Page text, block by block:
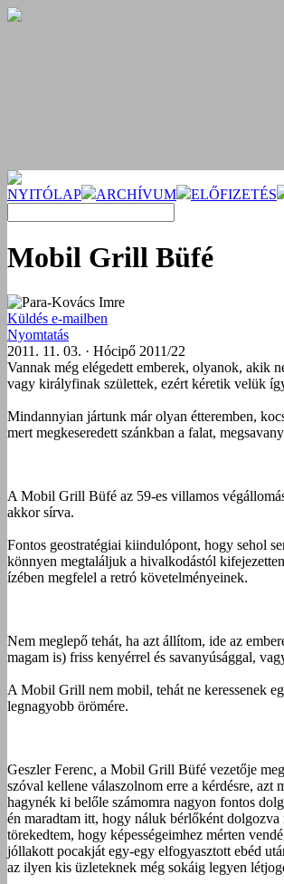
NYITÓLAP ARCHÍVUM ELŐFIZETÉS
Mobil Grill Büfé
Para-Kovács Imre
Küldés e-mailben
Nyomtatás
2011. 11. 03. · Hócipő 2011/22
Vannak még elégedett emberek, olyanok, akik
vagy királyfinak születtek, ezért kéretik velük
Mindannyian jártunk már olyan étteremben,
mert megkeseredett szánkban a falat,
A Mobil Grill Büfé az 59-es villamos
akkor sírva.
Fontos geostratégiai kiindulópont, hogy sehol
könnyen megtaláljuk a hivalkodástól
ízében megfelel a retró követelményeinek.
Nem meglepő tehát, ha azt állítom, ide az
magam is) friss kenyérrel és savanyúsággal,
A Mobil Grill nem mobil, tehát ne keressenek
legnagyobb örömére.
Geszler Ferenc, a Mobil Grill Büfé vezetője
szóval kellene válaszolnom erre a kérdésre,
hagynék ki belőle számomra nagyon fontos
én maradtam itt, hogy náluk bérlőként
törekedtem, hogy képességeimhez mérten
jóllakott pocakját egy-egy elfogyasztott ebéd
az ilyen kis üzleteknek még sokáig legyen